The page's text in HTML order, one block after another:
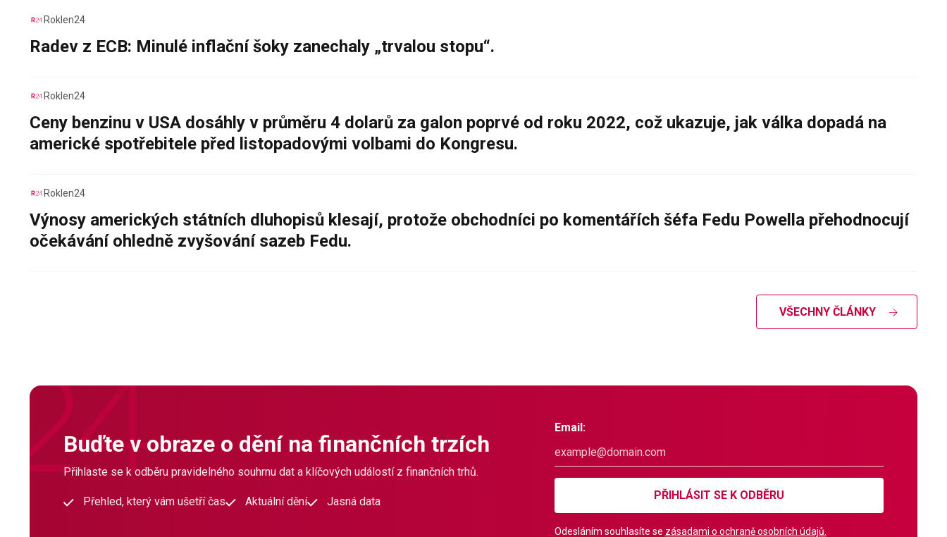
Roklen24
Radev z ECB: Minulé inflační šoky zanechaly „trvalou stopu“.
Roklen24
Ceny benzinu v USA dosáhly v průměru 4 dolarů za galon poprvé od roku 2022, což ukazuje, jak válka dopadá na
americké spotřebitele před listopadovými volbami do Kongresu.
Roklen24
Výnosy amerických státních dluhopisů klesají, protože obchodníci po komentářích šéfa Fedu Powella přehodnocují
očekávání ohledně zvyšování sazeb Fedu.
VŠECHNY ČLÁNKY
Buďte v obraze o dění na finančních trzích
Přihlaste se k odběru pravidelného souhrnu dat a klíčových událostí z finančních trhů.
Přehled, který vám ušetří čas Aktuální dění Jasná data
Email:
PŘIHLÁSIT SE K ODBĚRU
Odesláním souhlasíte se zásadami o ochraně osobních údajů.